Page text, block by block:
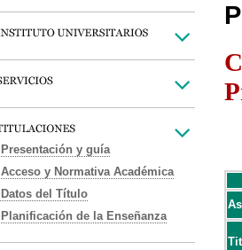
Presentación y guía
Acceso y Normativa Académica
Datos del Título
Planificación de la Enseñanza